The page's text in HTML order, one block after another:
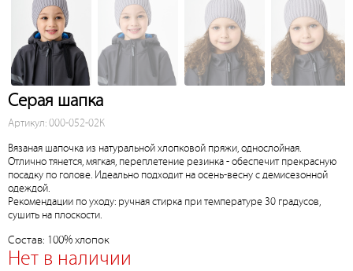
Серая шапка
Артикул: 000-052-02К
Вязаная шапочка из натуральной хлопковой пряжи, однослойная.
Отлично тянется, мягкая, переплетение резинка - обеспечит прекрасную
посадку по голове. Идеально подходит на осень-весну с демисезонной
одеждой.
Рекомендации по уходу: ручная стирка при температуре 30 градусов,
сушить на плоскости.
Состав: 100% хлопок
Нет в наличии